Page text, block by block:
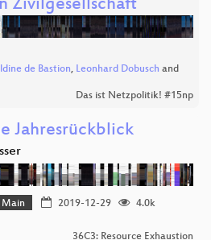
Zivilgesellschaft
de Bastion, Leonhard Dobusch and
Das ist Netzpolitik! #15np
Jahresrückblick
Main 2019-12-29
4.0k
36C3: Resource Exhaustion